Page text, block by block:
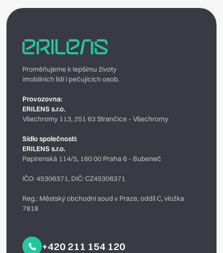
Proměňujeme k lepšímu životy
imobilních lidí i pečujících osob.
Provozovna:
ERILENS s.r.o.
Všechromy 113, 251 63 Strančice - Všechromy
Sídlo společnosti:
ERILENS s.r.o.
Papírenská 114/5, 160 00 Praha 6 - Bubeneč
IČO: 45306371, DIČ: CZ45306371
Reg.: Městský obchodní soud v Praze, oddíl C, vložka
7818
+420 211 154 120